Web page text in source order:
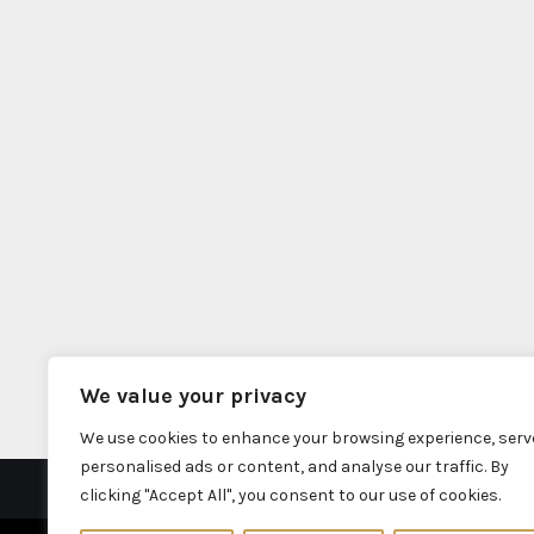
We value your privacy
We use cookies to enhance your browsing experience,
personalised ads or content, and analyse our traffic. By
clicking "Accept All", you consent to our use of cookies.